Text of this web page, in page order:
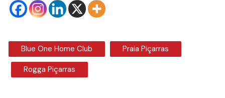
Blue One Home Club Praia Piçarras
Rogga Piçarras